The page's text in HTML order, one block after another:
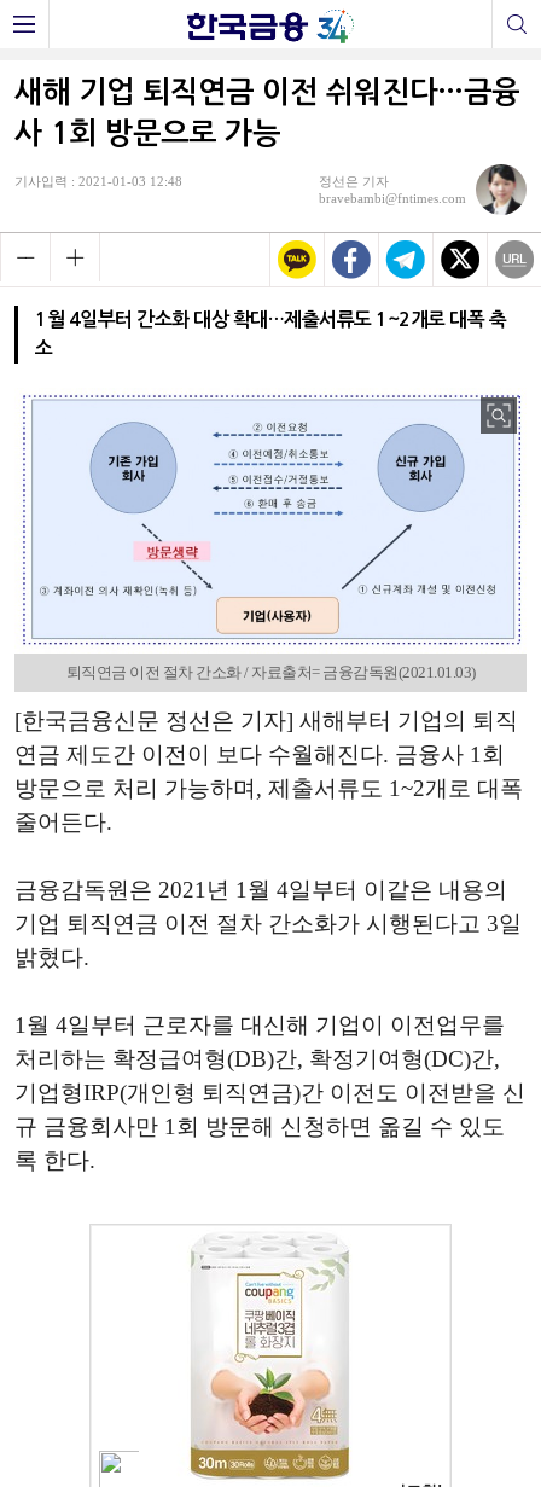
새해 기업 퇴직연금 이전 쉬워진다…금융
사 1회 방문으로 가능
기사입력 : 2021-01-03 12:48
정선은 기자
bravebambi@fntimes.com
1월 4일부터 간소화 대상 확대…제출서류도 1~2개로 대폭 축
소
퇴직연금 이전 절차 간소화 / 자료출처= 금융감독원(2021.01.03)
[한국금융신문 정선은 기자] 새해부터 기업의 퇴직
연금 제도간 이전이 보다 수월해진다. 금융사 1회
방문으로 처리 가능하며, 제출서류도 1~2개로 대폭
줄어든다.
금융감독원은 2021년 1월 4일부터 이같은 내용의
기업 퇴직연금 이전 절차 간소화가 시행된다고 3일
밝혔다.
1월 4일부터 근로자를 대신해 기업이 이전업무를
처리하는 확정급여형(DB)간, 확정기여형(DC)간,
기업형IRP(개인형 퇴직연금)간 이전도 이전받을 신
규 금융회사만 1회 방문해 신청하면 옮길 수 있도
록 한다.